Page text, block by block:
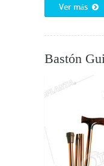
Ver más
Bastón